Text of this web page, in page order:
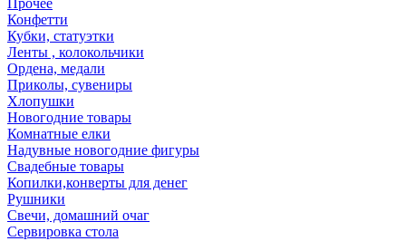
Прочее
Конфетти
Кубки, статуэтки
Ленты , колокольчики
Ордена, медали
Приколы, сувениры
Хлопушки
Новогодние товары
Комнатные елки
Надувные новогодние фигуры
Свадебные товары
Копилки,конверты для денег
Рушники
Свечи, домашний очаг
Сервировка стола